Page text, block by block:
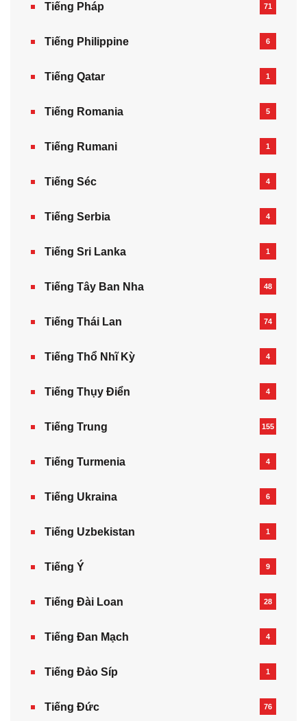
Tiếng Pháp 71
Tiếng Philippine 6
Tiếng Qatar 1
Tiếng Romania 5
Tiếng Rumani 1
Tiếng Séc 4
Tiếng Serbia 4
Tiếng Sri Lanka 1
Tiếng Tây Ban Nha 48
Tiếng Thái Lan 74
Tiếng Thổ Nhĩ Kỳ 4
Tiếng Thụy Điển 4
Tiếng Trung 155
Tiếng Turmenia 4
Tiếng Ukraina 6
Tiếng Uzbekistan 1
Tiếng Ý 9
Tiếng Đài Loan 28
Tiếng Đan Mạch 4
Tiếng Đảo Síp 1
Tiếng Đức 76